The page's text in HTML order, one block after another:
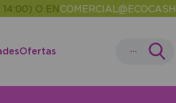
O ENCOMERCIAL@ECOCASH.ES
Ofertas ...